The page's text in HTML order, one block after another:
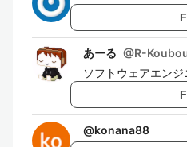
あーる @R-
ソフトウェアエンジ
@konana88